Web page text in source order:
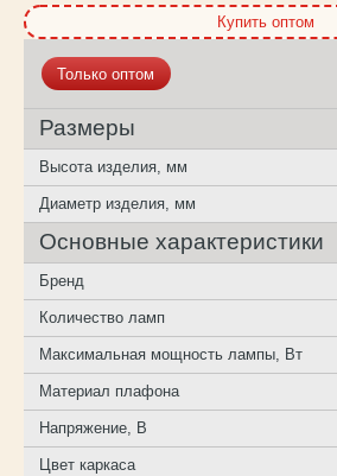
Купить оптом
Только оптом
Размеры
Высота изделия, мм
Диаметр изделия, мм
Основные характеристики
Бренд
Количество ламп
Максимальная мощность лампы, Вт
Материал плафона
Напряжение, В
Цвет каркаса